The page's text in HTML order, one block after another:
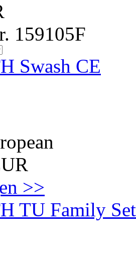
159105F
Swash CE
>>
TU Family Set